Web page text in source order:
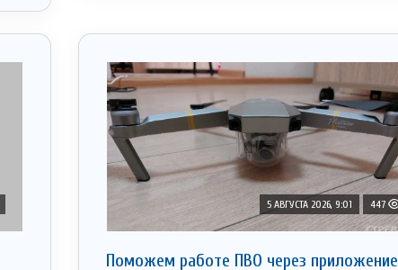
5 АВГУСТА 2026, 9:01 447
Поможем работе ПВО через приложение